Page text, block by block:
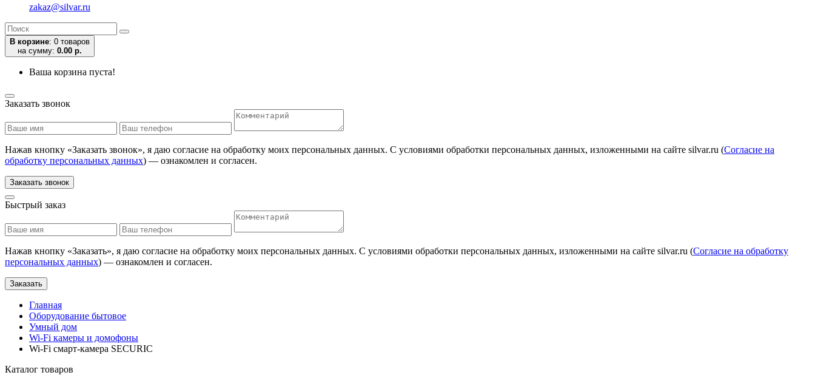
zakaz@silvar.ru
В корзине: 0 товаров
на сумму: 0.00 р.
Ваша корзина пуста!
Заказать звонок
Нажав кнопку «Заказать звонок», я даю согласие на обработку моих персональных данных. С условиями обработки персональных данных, изложенными на сайте silvar.ru (Согласие на
обработку персональных данных) — ознакомлен и согласен.
Заказать звонок
Быстрый заказ
Нажав кнопку «Заказать», я даю согласие на обработку моих персональных данных. С условиями обработки персональных данных, изложенными на сайте silvar.ru (Согласие на обработку
персональных данных) — ознакомлен и согласен.
Заказать
Главная
Оборудование бытовое
Умный дом
Wi-Fi камеры и домофоны
Wi-Fi cмарт-камера SECURIC
Каталог товаров